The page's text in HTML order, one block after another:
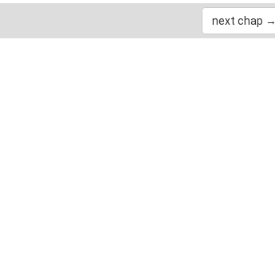
next chap →